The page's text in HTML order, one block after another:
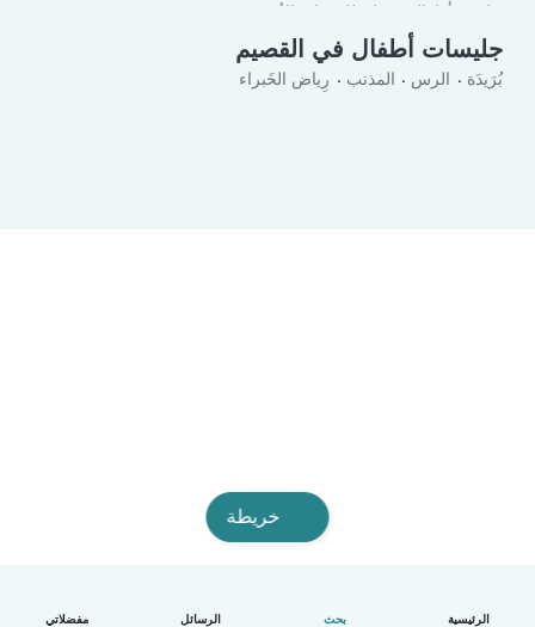
الرئيسية بحث الرسائل مفضلاتي
جليسة أطفال في لعطلة نهاية الأسبوع
جليسات أطفال في القصيم
بُرَيدَة الرس المذنب رِياض الخَبراء
خريطة